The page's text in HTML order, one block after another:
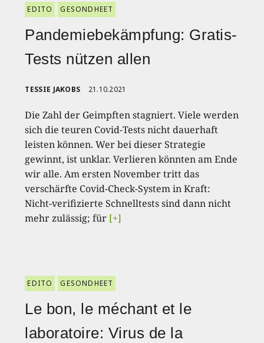
EDITO GESONDHEET
Pandemiebekämpfung: Gratis-
Tests nützen allen
TESSIE JAKOBS 21.10.2021
Die Zahl der Geimpften stagniert. Viele werden
sich die teuren Covid-Tests nicht dauerhaft
leisten können. Wer bei dieser Strategie
gewinnt, ist unklar. Verlieren könnten am Ende
wir alle. Am ersten November tritt das
verschärfte Covid-Check-System in Kraft:
Nicht-verifizierte Schnelltests sind dann nicht
mehr zulässig; für [+]
EDITO GESONDHEET
Le bon, le méchant et le
laboratoire: Virus de la